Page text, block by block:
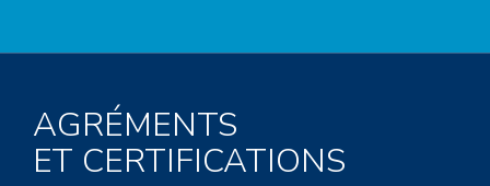
AGRÉMENTS
ET CERTIFICATIONS